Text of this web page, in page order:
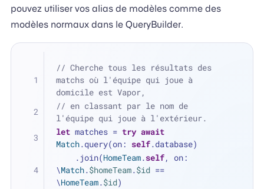
pouvez utiliser vos alias de modèles comme des
modèles normaux dans le QueryBuilder.
// Cherche tous les résultats des
matchs où l'équipe qui joue à
domicile est Vapor,
// en classant par le nom de
l'équipe qui joue à l'extérieur.
let matches = try await
Match.query(on: self.database)
    .join(
HomeTeam.self, on:
\Match.$homeTeam.$id ==
\HomeTeam.$id)